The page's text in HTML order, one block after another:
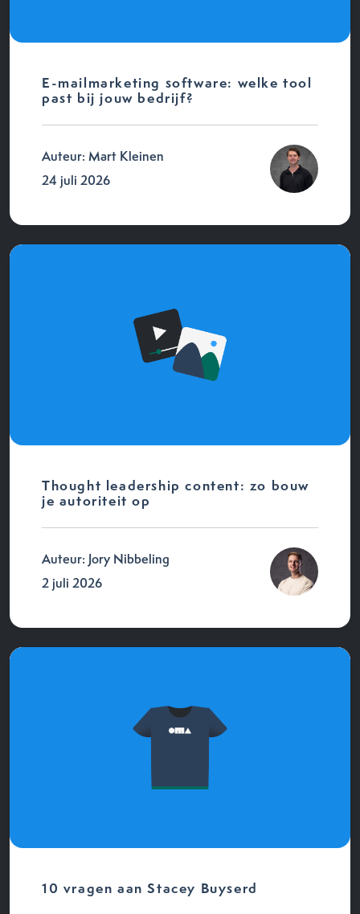
E-mailmarketing software: welke tool
past bij jouw bedrijf?
Auteur: Mart Kleinen
24 juli 2026
Thought leadership content: zo bouw
je autoriteit op
Auteur: Jory Nibbeling
2 juli 2026
10 vragen aan Stacey Buyserd